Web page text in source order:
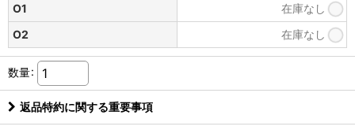
O1
在庫なし
O2
在庫なし
数量:
返品特約に関する重要事項